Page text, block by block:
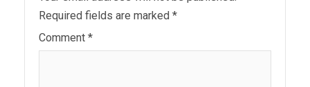
Required fields are marked *
Comment *